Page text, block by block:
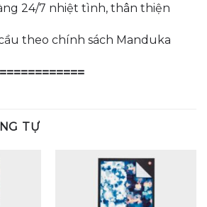
24/7 nhiệt tình, thân thiện
theo chính sách Manduka
TỰ